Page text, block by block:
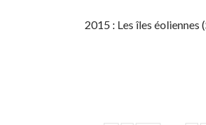
2015 : Les îles éoliennes